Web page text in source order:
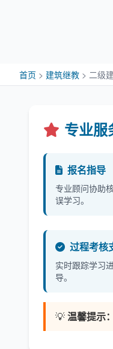
首页 > 建筑继教 > 二级
专业服
报名指导
专业顾问协助
误学习。
过程考核
实时跟踪学习
导。
💡温馨提示：